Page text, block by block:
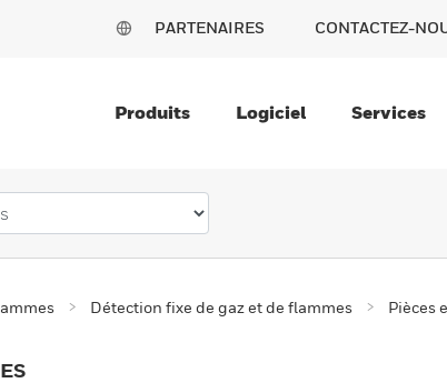
PARTENAIRES CONTACTEZ-
Produits Logiciel Services
Détection fixe de gaz et de flammes Pièces